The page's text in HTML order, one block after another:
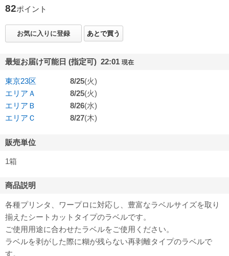
82ポイント
お気に入りに登録 あとで買う
最短お届け可能日 (指定可) 22:01 現在
東京23区 8/25(火)
エリアＡ
8/25(火)
エリアＢ
8/26(水)
エリアＣ
8/27(木)
販売単位
1箱
商品説明
各種プリンタ、ワープロに対応し、豊富なラベルサイズを取り
揃えたシートカットタイプのラベルです。
ご使用用途に合わせたラベルをご使用ください。
ラベルを剥がした際に糊が残らない再剥離タイプのラベルで
す。